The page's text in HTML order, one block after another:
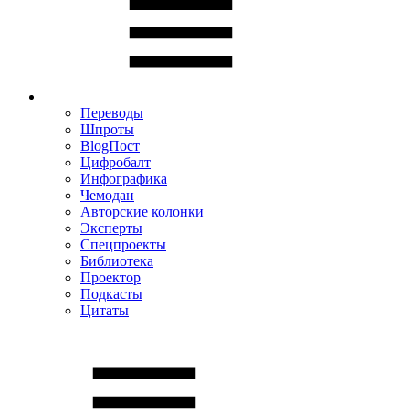
Переводы
Шпроты
BlogПост
Цифробалт
Инфографика
Чемодан
Авторские колонки
Эксперты
Спецпроекты
Библиотека
Проектор
Подкасты
Цитаты